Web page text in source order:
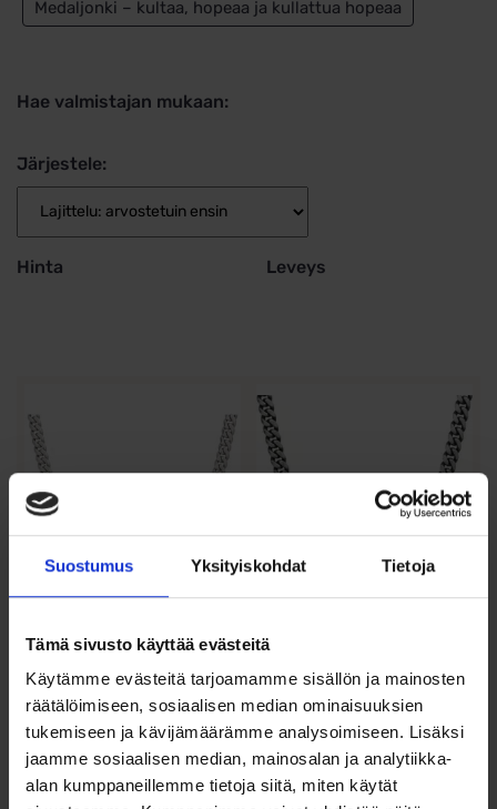
Suostumus Yksityiskohdat Tietoja
Tämä sivusto käyttää evästeitä
Käytämme evästeitä tarjoamamme sisällön ja mainosten
räätälöimiseen, sosiaalisen median ominaisuuksien
tukemiseen ja kävijämäärämme analysoimiseen. Lisäksi
jaamme sosiaalisen median, mainosalan ja analytiikka-
alan kumppaneillemme tietoja siitä, miten käytät
Medaljonki – kultaa, hopeaa ja kullattua hopeaa
Hae valmistajan mukaan:
Järjestele:
Hinta Leveys
Miesten
panssariteräskaulaketju
6mm Bosie
Arvostelu
tuotteesta:
39,50€–47,90€
Hintaluokka:
39,50 €
Teräs panssariketju miehelle 6
tuotteella
on
useampi
muunnelma.
Voit
tehdä
valinnat
tuotteen
Ace of Spades
teräskaulaketju
panssari 8mm
38,00€–44,00€
Hintaluokka:
38,00 €
-
Tyylikäs oksidoitu
teräskaulaketju Ace of Spades...
Tällä
tuotteella
on
useampi
muunnelma.
valinnat
tuotteen